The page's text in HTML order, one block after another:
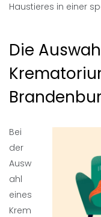
Haustieres in einer
Die
Bei
der
Ausw
ahl
eines
Krem